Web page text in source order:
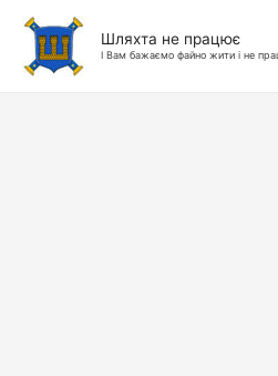
Шляхта не працює
І Вам бажаємо файно жити і не